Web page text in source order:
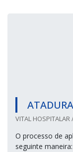
VITAL HOSPITALAR
O processo de
seguinte maneira: